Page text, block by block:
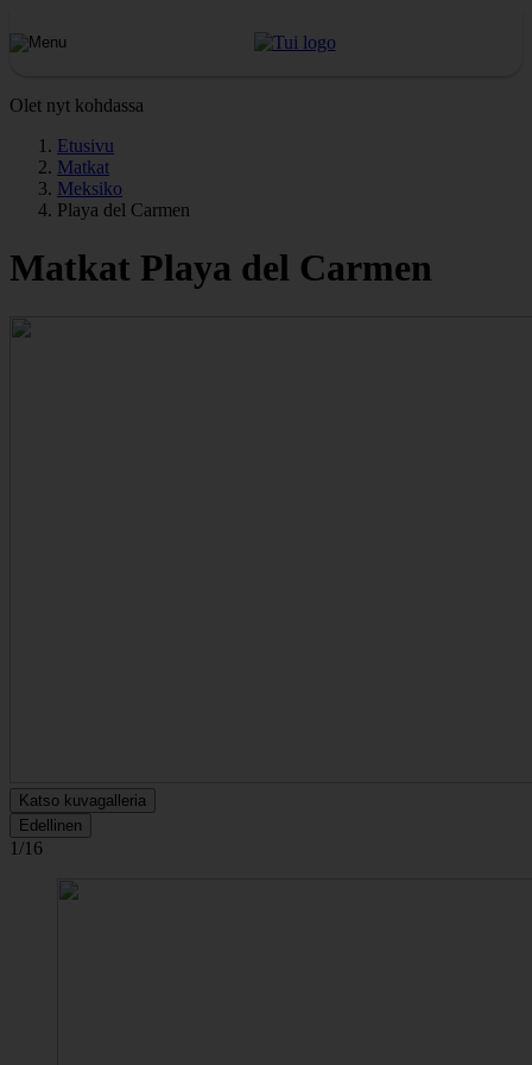
Olet nyt kohdassa
Etusivu
Matkat
Meksiko
Playa del Carmen
Matkat Playa del Carmen
Katso kuvagalleria
Edellinen
1/16